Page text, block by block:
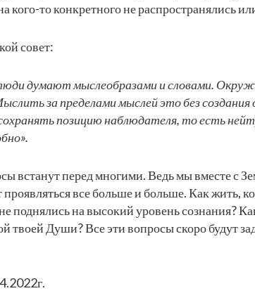
кого-то конкретного не распространялись
совет:
думают мыслеобразами и словами.
за пределами мыслей это без создания
позицию наблюдателя, то есть
встанут перед многими. Ведь мы вместе с
проявляться все больше и больше. Как жить,
поднялись на высокий уровень сознания?
твоей Души? Все эти вопросы скоро будут